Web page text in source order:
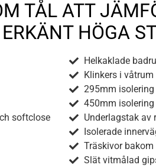
TÅL ATT
HÖGA
softclose
Helkaklade
Klinkers i våtrum
295mm
450mm
Underlagstak av
Isolerade
Träskivor
Slät vitmålad